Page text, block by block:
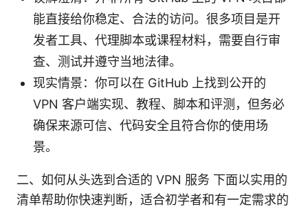
能直接给你稳定、合法的访问。很多项目是开
发者工具、代理脚本或课程材料，需要自行审
查、测试并遵守当地法律。
现实情景：你可以在 GitHub 上找到公开的
VPN 客户端实现、教程、脚本和评测，但务必
确保来源可信、代码安全且符合你的使用场
景。
二、如何从头选到合适的 VPN 服务 下面以实用的
清单帮助你快速判断，适合初学者和有一定需求的